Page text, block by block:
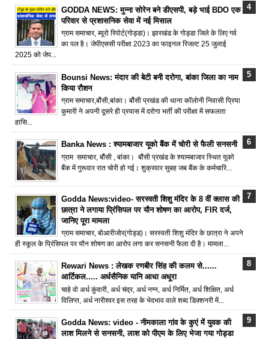
GODDA NEWS: मुन्ना सोरेन बने डीएसपी, बड़े भाई BDO एक
परिवार से प्रशासनिक सेवा में नई मिसाल
ग्राम समाचार, ब्यूरो रिपोर्ट(गोड्डा)। झारखंड के गोड्डा जिले के लिए गर्व
का पल है। जेपीएससी परीक्षा 2023 का फाइनल रिजल्ट 25 जुलाई
2025 को जेप...
Bounsi News: मंदार की बेटी बनी दरोगा, बांका जिला का नाम
किया रौशन
ग्राम समाचार,बौंसी,बांका। बौंसी प्रखंड की थाना कॉलोनी निवासी प्रिया
कुमारी ने अपनी दूसरे ही प्रयास में दरोगा भर्ती की परीक्षा में सफलता
हासि...
Banka News : श्यामबाजार यूको बैंक में चोरी से फैली सनसनी
ग्राम समाचार, बौंसी , बांका। बौंसी प्रखंड के श्यामबाजार स्थित यूको
बैंक में गुरूवार रात चोरी हो गई। शुक्रवार सुबह जब बैंक के कर्मचारि...
Godda News:video- सरस्वती शिशु मंदिर के 8 वीं क्लास की
छात्रा ने लगाया प्रिंसिपल पर यौन शोषण का आरोप, FIR दर्ज,
जानिए पूरा मामला
ग्राम समाचार, बोआरीजोर(गोड्ड)। सरस्वती शिशु मंदिर के छात्रा ने अपने
ही स्कूल के प्रिंसिपल पर यौन शोषण का आरोप लगा कर सनसनी फैला दी है। मामला...
Rewari News : लेखक रणबीर सिंह की कलम से......
आर्टिकल..... अर्धसैनिक यानि आधा अधूरा
चाहे वो अर्ध कुंवारी, अर्ध चंद्र, अर्ध नग्न, अर्ध निर्मित, अर्ध शिक्षित, अर्ध
विलिप्त, अर्ध नारीश्वर इस तरह के भेदभाव वाले शब्द डिक्शनरी में...
Godda News: video - नीमकाला गांव के कुएं में युवक की
लाश मिलने से सनसनी, लाश को पीएम के लिए भेजा गया गोड्डा